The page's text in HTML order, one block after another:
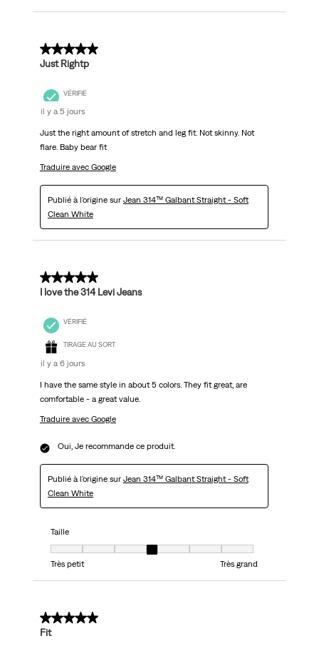
5 sur 5 étoiles.
Just Rightp
VÉRIFIÉ
il y a 5 jours
Just the right amount of stretch and leg fit. Not skinny. Not
flare. Baby bear fit
Traduire avec Google
Publié à l'origine sur Jean 314™ Galbant Straight - Soft
Clean White
5 sur 5 étoiles.
I love the 314 Levi Jeans
VÉRIFIÉ
TIRAGE AU SORT
il y a 6 jours
I have the same style in about 5 colors. They fit great, are
comfortable - a great value.
Traduire avec Google
Oui, Je recommande ce produit.
Publié à l'origine sur Jean 314™ Galbant Straight - Soft
Clean White
Taille
Taille, 4 sur 7, où 1 est égal à Très petit et 7 est égal à Très grand
Très petit
Très grand
5 sur 5 étoiles.
Fit